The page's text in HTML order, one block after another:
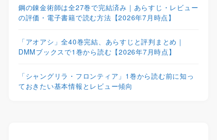
鋼の錬金術師は全27巻で完結済み｜あらすじ・レビュー
の評価・電子書籍で読む方法【2026年7月時点】
「アオアシ」全40巻完結、あらすじと評判まとめ｜
DMMブックスで1巻から読む【2026年7月時点】
「シャングリラ・フロンティア」1巻から読む前に知っ
ておきたい基本情報とレビュー傾向